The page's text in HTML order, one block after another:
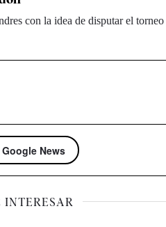
con la idea de disputar el
News
INTERESAR